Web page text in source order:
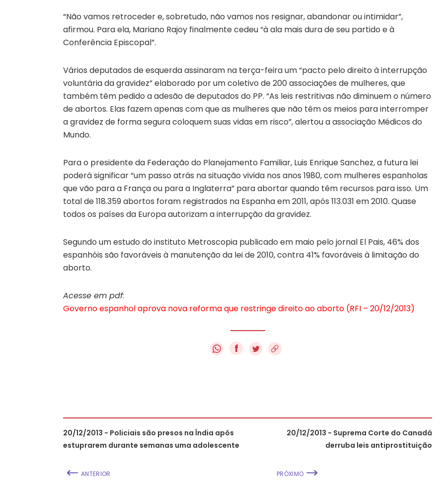
“Não vamos retroceder e, sobretudo, não vamos nos resignar, abandonar ou intimidar”,
afirmou. Para ela, Mariano Rajoy finalmente cedeu “à ala mais dura de seu partido e à
Conferência Episcopal”.
Vários deputados de esquerda assinaram na terça-feira um “pacto pelo direito à interrupção
voluntária da gravidez” elaborado por um coletivo de 200 associações de mulheres, que
também têm pedido a adesão de deputados do PP. “As leis restritivas não diminuem o número
de abortos. Elas fazem apenas com que as mulheres que não têm os meios para interromper
a gravidez de forma segura coloquem suas vidas em risco”, alertou a associação Médicos do
Mundo.
Para o presidente da Federação do Planejamento Familiar, Luis Enrique Sanchez, a futura lei
poderá significar “um passo atrás na situação vivida nos anos 1980, com mulheres espanholas
que vão para a França ou para a Inglaterra” para abortar quando têm recursos para isso. Um
total de 118.359 abortos foram registrados na Espanha em 2011, após 113.031 em 2010. Quase
todos os países da Europa autorizam a interrupção da gravidez.
Segundo um estudo do instituto Metroscopia publicado em maio pelo jornal El Pais, 46% dos
espanhóis são favoráveis à manutenção da lei de 2010, contra 41% favoráveis à limitação do
aborto.
Acesse em pdf:
Governo espanhol aprova nova reforma que restringe direito ao aborto (RFI – 20/12/2013)
f
20/12/2013 - Policiais são presos na Índia após
estuprarem durante semanas uma adolescente
ANTERIOR
20/12/2013 - Suprema Corte do Canadá
derruba leis antiprostituição
PRÓXIMO